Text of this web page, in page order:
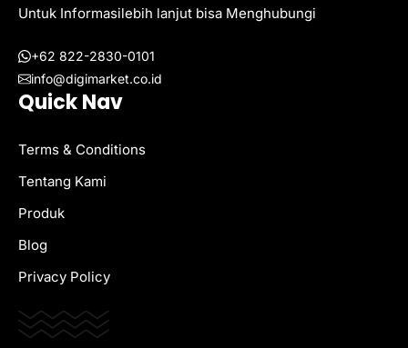
Untuk Informasilebih lanjut bisa Menghubungi
+62 822-2830-0101
info@digimarket.co.id
Quick Nav
Terms & Conditions
Tentang Kami
Produk
Blog
Privacy Policy